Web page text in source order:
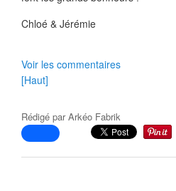
Chloé & Jérémie
Voir les commentaires
[Haut]
Rédigé parArkéo Fabrik